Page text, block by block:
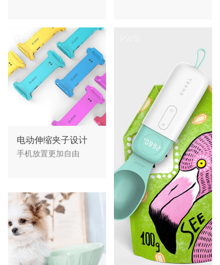
电动伸缩夹子设计
手机放置更加自由